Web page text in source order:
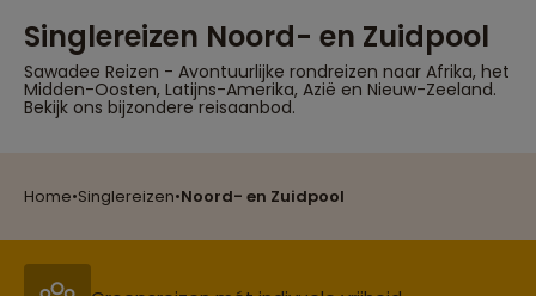
Home•Singlereizen•Noord- en Zuidpool
Singlereizen Noord- en Zuidpool
Sawadee Reizen - Avontuurlijke rondreizen naar Afrika, het
Midden-Oosten, Latijns-Amerika, Azië en Nieuw-Zeeland.
Bekijk ons bijzondere reisaanbod.